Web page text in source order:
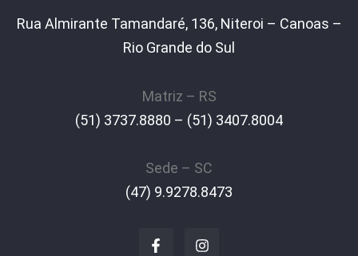
Rua Almirante Tamandaré, 136, Niteroi – Canoas –
Rio Grande do Sul
Matriz – RS
(51) 3737.8880 – (51) 3407.8004
Sede – SC
(47) 9.9278.8473